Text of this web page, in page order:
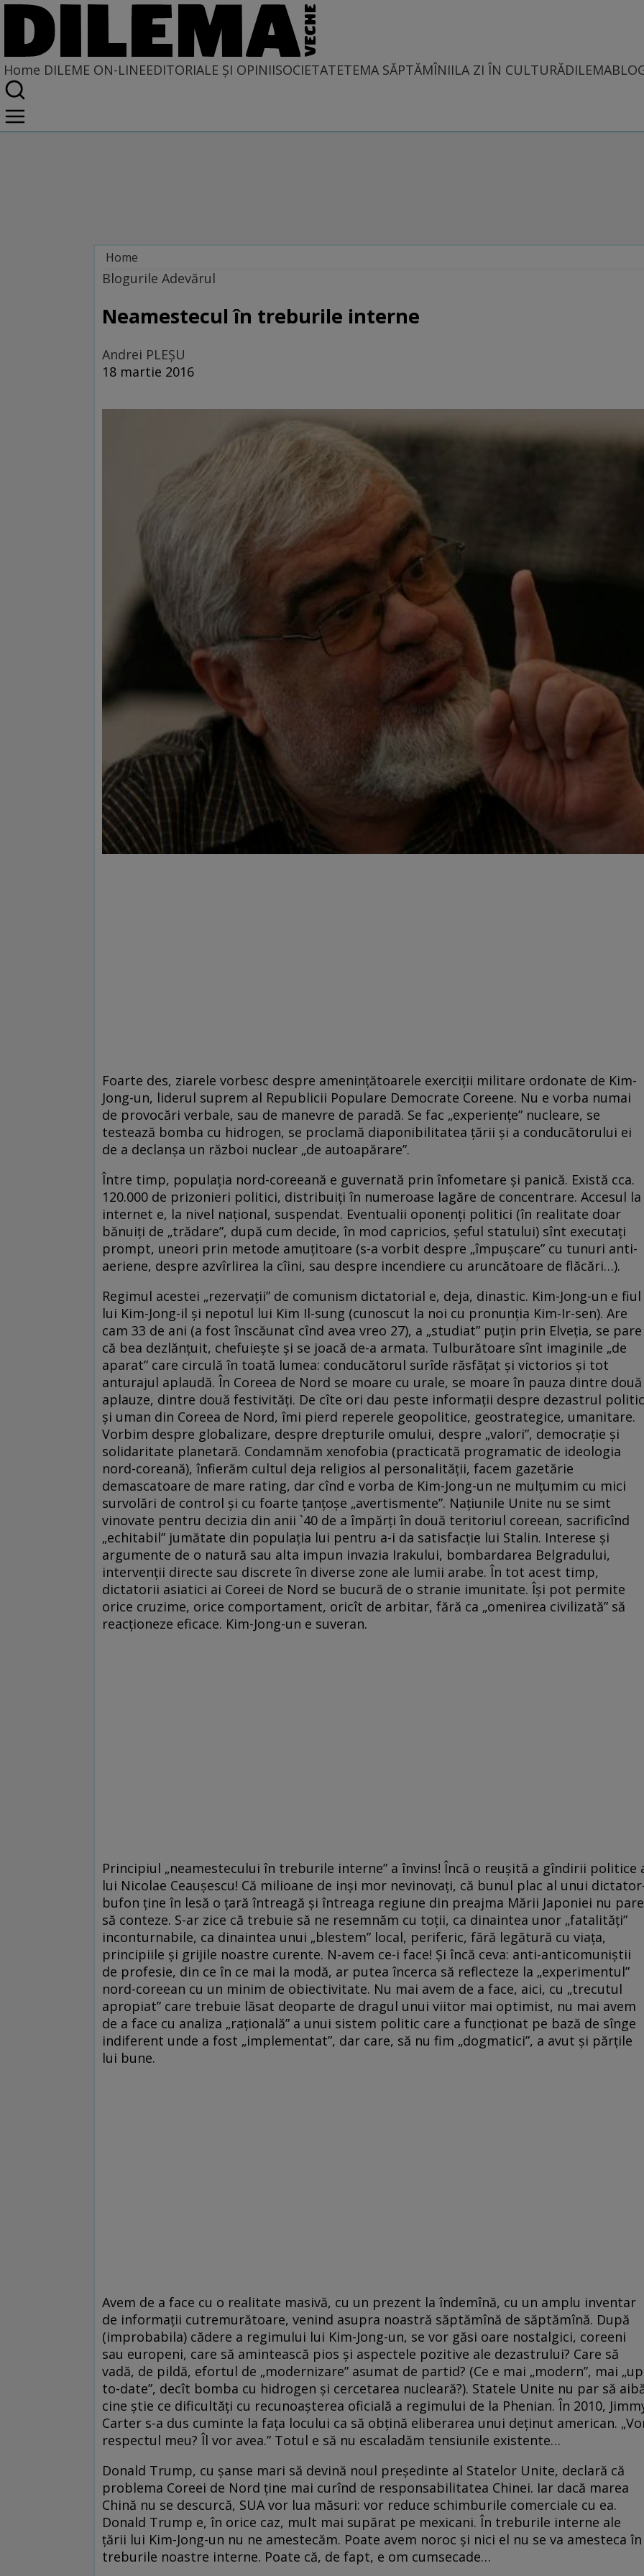
Home DILEME ON-LINEEDITORIALE ȘI OPINIISOCIETATETEMA SĂPTĂMÎNIILA ZI ÎN CULTURĂ
Home
Dileme on-line
Blogurile Adevărul
Neamestecul în treburile interne
Andrei PLEŞU
18 martie 2016
Foarte des, ziarele vorbesc despre ameninţătoarele exerciţii militare ordonate de Kim-
Jong-un, liderul suprem al Republicii Populare Democrate Coreene. Nu e vorba numai
de provocări verbale, sau de manevre de paradă. Se fac „experienţe” nucleare, se
testează bomba cu hidrogen, se proclamă diaponibilitatea ţării şi a conducătorului ei
de a declanşa un război nuclear „de autoapărare”.
Între timp, populaţia nord-coreeană e guvernată prin înfometare şi panică. Există cca.
120.000 de prizonieri politici, distribuiţi în numeroase lagăre de concentrare. Accesul la
internet e, la nivel naţional, suspendat. Eventualii oponenţi politici (în realitate doar
bănuiţi de „trădare”, după cum decide, în mod capricios, şeful statului) sînt executaţi
prompt, uneori prin metode amuţitoare (s-a vorbit despre „împuşcare” cu tunuri anti-
aeriene, despre azvîrlirea la cîini, sau despre incendiere cu aruncătoare de flăcări…).
Regimul acestei „rezervaţii” de comunism dictatorial e, deja, dinastic. Kim-Jong-un e fiul
lui Kim-Jong-il şi nepotul lui Kim Il-sung (cunoscut la noi cu pronunţia Kim-Ir-sen). Are
cam 33 de ani (a fost înscăunat cînd avea vreo 27), a „studiat” puţin prin Elveţia, se pare
că bea dezlănţuit, chefuieşte şi se joacă de-a armata. Tulburătoare sînt imaginile „de
aparat” care circulă în toată lumea: conducătorul surîde răsfăţat şi victorios şi tot
anturajul aplaudă. În Coreea de Nord se moare cu urale, se moare în pauza dintre două
aplauze, dintre două festivităţi. De cîte ori dau peste informaţii despre dezastrul politic
şi uman din Coreea de Nord, îmi pierd reperele geopolitice, geostrategice, umanitare.
Vorbim despre globalizare, despre drepturile omului, despre „valori”, democraţie şi
solidaritate planetară. Condamnăm xenofobia (practicată programatic de ideologia
nord-coreană), înfierăm cultul deja religios al personalităţii, facem gazetărie
demascatoare de mare rating, dar cînd e vorba de Kim-Jong-un ne mulţumim cu mici
survolări de control şi cu foarte ţanţoşe „avertismente”. Naţiunile Unite nu se simt
vinovate pentru decizia din anii `40 de a împărţi în două teritoriul coreean, sacrificînd
„echitabil” jumătate din populaţia lui pentru a-i da satisfacţie lui Stalin. Interese şi
argumente de o natură sau alta impun invazia Irakului, bombardarea Belgradului,
intervenţii directe sau discrete în diverse zone ale lumii arabe. În tot acest timp,
dictatorii asiatici ai Coreei de Nord se bucură de o stranie imunitate. Îşi pot permite
orice cruzime, orice comportament, oricît de arbitar, fără ca „omenirea civilizată” să
reacţioneze eficace. Kim-Jong-un e suveran.
Principiul „neamestecului în treburile interne” a învins! Încă o reuşită a gîndirii politice
lui Nicolae Ceauşescu! Că milioane de inşi mor nevinovaţi, că bunul plac al unui
bufon ţine în lesă o ţară întreagă şi întreaga regiune din preajma Mării Japoniei nu pare
să conteze. S-ar zice că trebuie să ne resemnăm cu toţii, ca dinaintea unor „fatalităţi”
inconturnabile, ca dinaintea unui „blestem” local, periferic, fără legătură cu viaţa,
principiile şi grijile noastre curente. N-avem ce-i face! Şi încă ceva: anti-anticomuniştii
de profesie, din ce în ce mai la modă, ar putea încerca să reflecteze la „experimentul”
nord-coreean cu un minim de obiectivitate. Nu mai avem de a face, aici, cu „trecutul
apropiat” care trebuie lăsat deoparte de dragul unui viitor mai optimist, nu mai avem
de a face cu analiza „raţională” a unui sistem politic care a funcţionat pe bază de sînge
indiferent unde a fost „implementat”, dar care, să nu fim „dogmatici”, a avut şi părţile
lui bune.
Avem de a face cu o realitate masivă, cu un prezent la îndemînă, cu un amplu inventar
de informaţii cutremurătoare, venind asupra noastră săptămînă de săptămînă. După
(improbabila) cădere a regimului lui Kim-Jong-un, se vor găsi oare nostalgici, coreeni
sau europeni, care să amintească pios şi aspectele pozitive ale dezastrului? Care să
vadă, de pildă, efortul de „modernizare” asumat de partid? (Ce e mai „modern”, mai
to-date”, decît bomba cu hidrogen şi cercetarea nucleară?). Statele Unite nu par să
cine ştie ce dificultăţi cu recunoaşterea oficială a regimului de la Phenian. În 2010,
Carter s-a dus cuminte la faţa locului ca să obţină eliberarea unui deţinut american.
respectul meu? Îl vor avea.” Totul e să nu escaladăm tensiunile existente…
Donald Trump, cu şanse mari să devină noul preşedinte al Statelor Unite, declară că
problema Coreei de Nord ţine mai curînd de responsabilitatea Chinei. Iar dacă marea
Chină nu se descurcă, SUA vor lua măsuri: vor reduce schimburile comerciale cu ea.
Donald Trump e, în orice caz, mult mai supărat pe mexicani. În treburile interne ale
ţării lui Kim-Jong-un nu ne amestecăm. Poate avem noroc şi nici el nu se va amesteca în
treburile noastre interne. Poate că, de fapt, e om cumsecade…